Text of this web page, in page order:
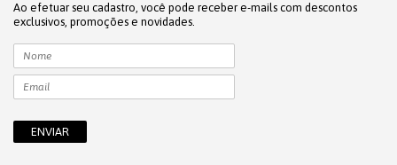
Ao efetuar seu cadastro, você pode receber e-mails com descontos
exclusivos, promoções e novidades.